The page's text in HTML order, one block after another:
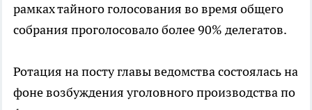
рамках тайного голосования во время общего
собрания проголосовало более 90% делегатов.
Ротация на посту главы ведомства состоялась на
фоне возбуждения уголовного производства по